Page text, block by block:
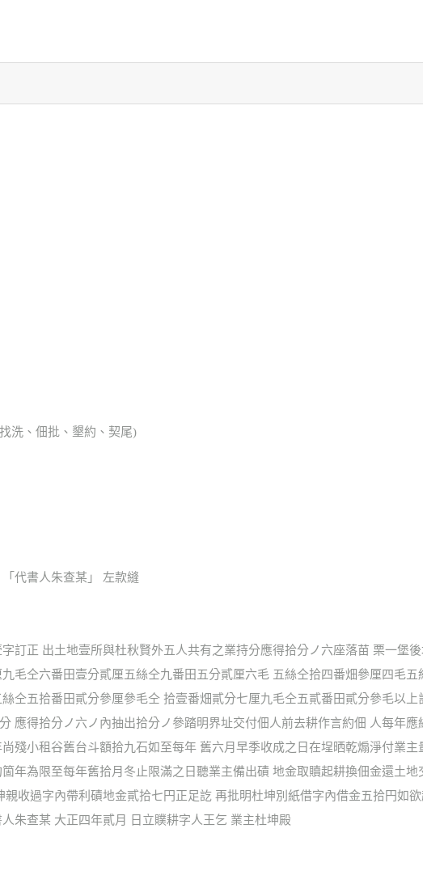
洗、佃批、墾約、契尾)
代書人朱查某」 左款縫
訂正 出土地壹所與杜秋賢外五人共有之業持分應得拾分ノ六座落苗 栗一堡
毛仝六番田壹分貳厘五絲仝九番田五分貳厘六毛 五絲仝拾四番畑參厘四毛
仝五拾番田貳分參厘參毛仝 拾壹番畑貳分七厘九毛仝五貳番田貳分參毛以上
應得拾分ノ六ノ內抽出拾分ノ參踏明界址交付佃人前去耕作言約佃 人每年應
殘小租谷舊台斗額拾九石如至每年 舊六月早季收成之日在埕晒乾煽淨付業
年為限至每年舊拾月冬止限滿之日聽業主備出磧 地金取贖起耕換佃金還土
收過字內帶利磧地金貳拾七円正足訖 再批明杜坤別紙借字內借金五拾円如
朱查某 大正四年貳月 日立贌耕字人王乞 業主杜坤殿